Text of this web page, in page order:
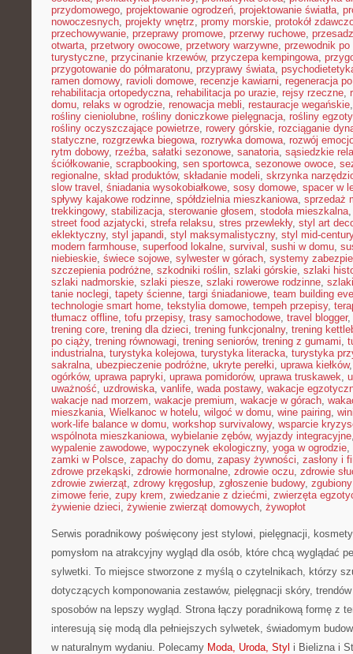
przydomowego, projektowanie ogrodzeń, projektowanie światła,
nowoczesnych, projekty wnętrz, promy morskie, protokół
przechowywanie, przeprawy promowe, przerwy ruchowe,
otwarta, przetwory owocowe, przetwory warzywne, przewodnik
turystyczne, przycinanie krzewów, przyczepa kempingowa,
przygotowanie do półmaratonu, przyprawy świata,
ramen domowy, ravioli domowe, recenzje kawiarni, regeneracja
rehabilitacja ortopedyczna, rehabilitacja po urazie, rejsy rzeczne,
domu, relaks w ogrodzie, renowacja mebli, restauracje wegańskie
rośliny cieniolubne, rośliny doniczkowe pielęgnacja, rośliny
rośliny oczyszczające powietrze, rowery górskie, rozciąganie
statyczne, rozgrzewka biegowa, rozrywka domowa, rozwój
rytm dobowy, rzeźba, sałatki sezonowe, sanatoria, sąsiedzkie
ściółkowanie, scrapbooking, sen sportowca, sezonowe owoce,
regionalne, skład produktów, składanie modeli, skrzynka
slow travel , śniadania wysokobiałkowe, sosy domowe, spacer w
spływy kajakowe rodzinne, spółdzielnia mieszkaniowa, sprzedaż
trekkingowy, stabilizacja, sterowanie głosem, stodoła mieszkalna
street food azjatycki, strefa relaksu, stres przewlekły, styl art
eklektyczny, styl japandi, styl maksymalistyczny, styl mid-century
modern farmhouse, superfood lokalne, survival , sushi w domu,
niebieskie, świece sojowe, sylwester w górach, systemy
szczepienia podróżne, szkodniki roślin, szlaki górskie, szlaki
szlaki nadmorskie, szlaki piesze, szlaki rowerowe rodzinne,
tanie noclegi, tapety ścienne, targi śniadaniowe, team building
technologie smart home, tekstylia domowe, tempeh przepisy,
tłumacz offline, tofu przepisy, trasy samochodowe, travel blogger,
trening core, trening dla dzieci, trening funkcjonalny, trening
po ciąży, trening równowagi, trening seniorów, trening z gumami,
industrialna, turystyka kolejowa, turystyka literacka, turystyka
sakralna, ubezpieczenie podróżne, ukryte perełki, uprawa kiełków
ogórków, uprawa papryki, uprawa pomidorów, uprawa truskawek,
uważność, uzdrowiska, vanlife, wada postawy, wakacje
wakacje nad morzem, wakacje premium, wakacje w górach,
mieszkania, Wielkanoc w hotelu, wilgoć w domu, wine pairing,
work-life balance w domu, workshop survivalowy, wsparcie
wspólnota mieszkaniowa, wybielanie zębów, wyjazdy integracyjne
wypalenie zawodowe, wypoczynek ekologiczny, yoga w ogrodzie,
zamki w Polsce, zapachy do domu, zapasy żywności, zasłony i
zdrowe przekąski, zdrowie hormonalne, zdrowie oczu, zdrowie
zdrowie zwierząt, zdrowy kręgosłup, zgłoszenie budowy,
zimowe ferie, zupy krem, zwiedzanie z dziećmi, zwierzęta
żywienie dzieci, żywienie zwierząt domowych, żywopłot
Serwis poradnikowy poświęcony jest stylowi, pielęgnacji,
pomysłom na atrakcyjny wygląd dla osób, które chcą wyglądać
sylwetki. To miejsce stworzone z myślą o czytelnikach, którzy
dotyczących komponowania zestawów, pielęgnacji skóry,
sposobów na lepszy wygląd. Strona łączy poradnikową formę z
interesują się modą dla pełniejszych sylwetek, świadomym
w naturalnym wydaniu. Polecamy Moda, Uroda, Styl i Bielizna i